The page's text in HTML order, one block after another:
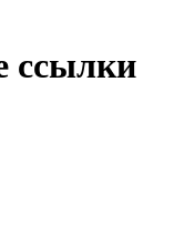
ссылки